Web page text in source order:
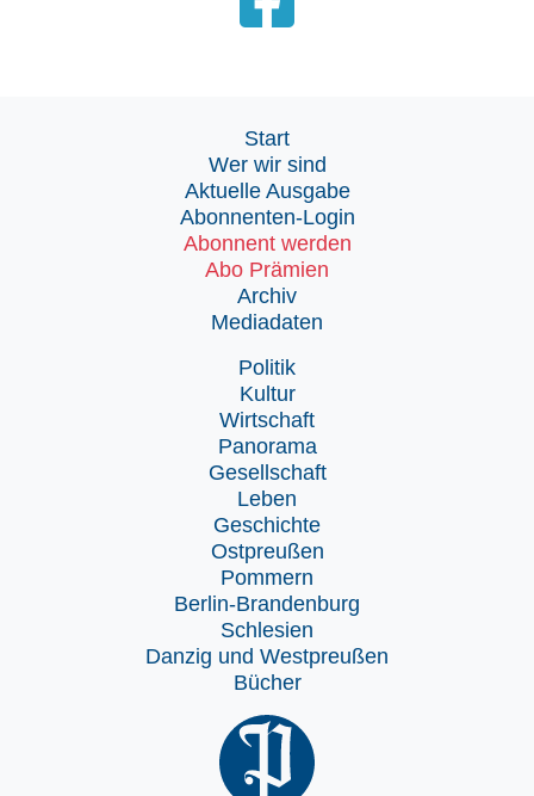
Start
Wer wir sind
Aktuelle Ausgabe
Abonnenten-Login
Abonnent werden
Abo Prämien
Archiv
Mediadaten
Politik
Kultur
Wirtschaft
Panorama
Gesellschaft
Leben
Geschichte
Ostpreußen
Pommern
Berlin-Brandenburg
Schlesien
Danzig und Westpreußen
Bücher